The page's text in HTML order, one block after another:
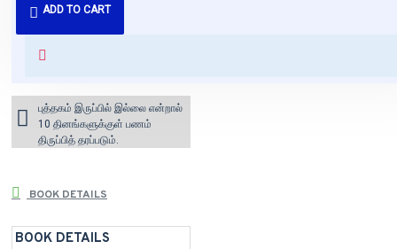
ADD TO CART
வைக்கப்படும்.
for orders above ₹1000 within
புத்தகம் இருப்பில் இல்லை என்றால்
10 தினங்களுக்குள் பணம்
திருப்பித் தரப்படும்.
BOOK DETAILS
BOOK DETAILS